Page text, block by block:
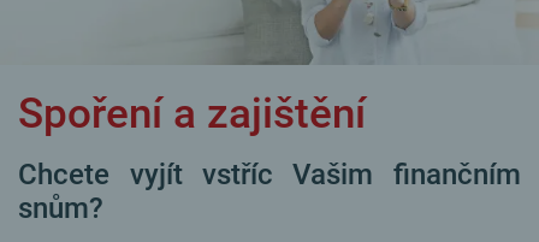
Spoření a zajištění
Chcete vyjít vstříc Vašim finančním
snům?